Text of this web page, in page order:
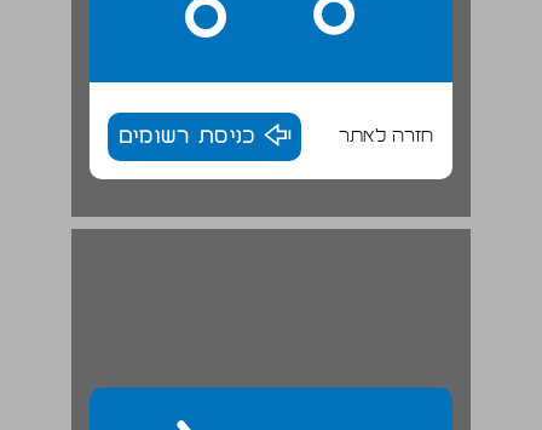
חזרה לאתר כניסת רשומים